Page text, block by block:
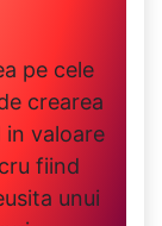
pe cele
crearea
valoare
fiind
unui